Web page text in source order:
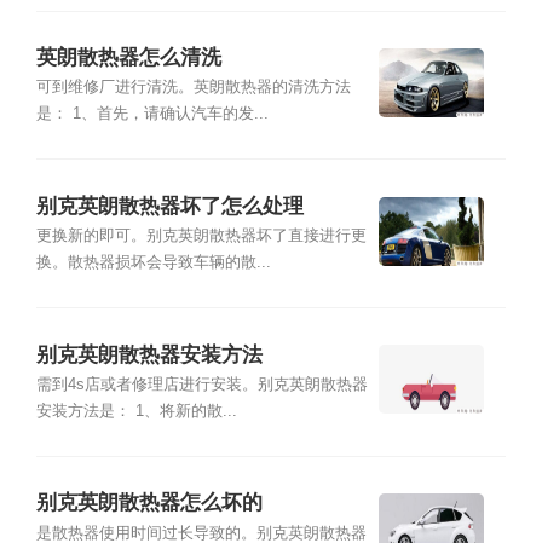
英朗散热器怎么清洗
可到维修厂进行清洗。英朗散热器的清洗方法
是： 1、首先，请确认汽车的发...
别克英朗散热器坏了怎么处理
更换新的即可。别克英朗散热器坏了直接进行更
换。散热器损坏会导致车辆的散...
别克英朗散热器安装方法
需到4s店或者修理店进行安装。别克英朗散热器
安装方法是： 1、将新的散...
别克英朗散热器怎么坏的
是散热器使用时间过长导致的。别克英朗散热器